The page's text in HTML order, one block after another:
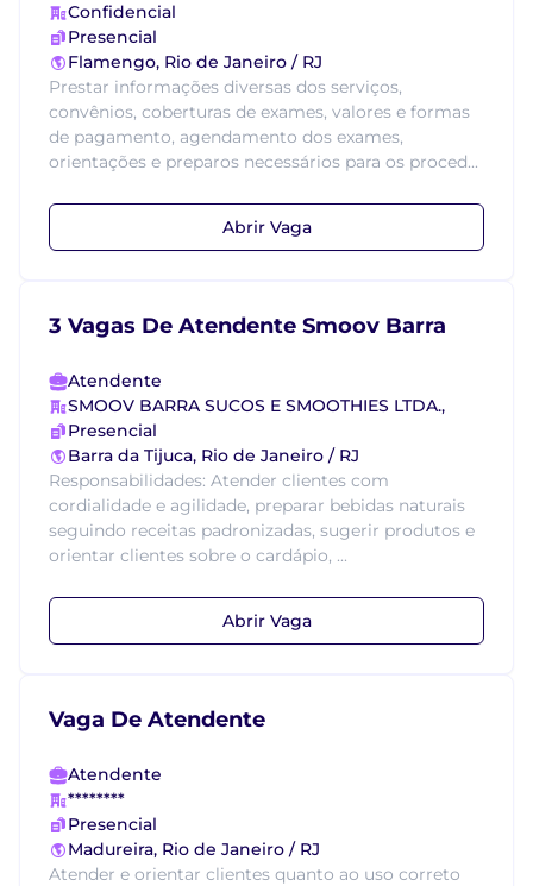
Confidencial
Presencial
Flamengo, Rio de Janeiro / RJ
Prestar informações diversas dos serviços,
convênios, coberturas de exames, valores e formas
de pagamento, agendamento dos exames,
orientações e preparos necessários para os proced...
Abrir Vaga
3 Vagas De Atendente Smoov Barra
Atendente
SMOOV BARRA SUCOS E SMOOTHIES LTDA.,
Presencial
Barra da Tijuca, Rio de Janeiro / RJ
Responsabilidades: Atender clientes com
cordialidade e agilidade, preparar bebidas naturais
seguindo receitas padronizadas, sugerir produtos e
orientar clientes sobre o cardápio, ...
Abrir Vaga
Vaga De Atendente
Atendente
********
Presencial
Madureira, Rio de Janeiro / RJ
Atender e orientar clientes quanto ao uso correto